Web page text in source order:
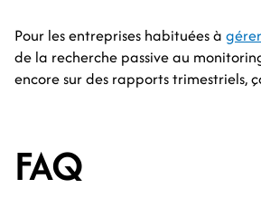
Pour les entreprises habituées à
de la recherche passive au
encore sur des rapports trimestriels,
FAQ